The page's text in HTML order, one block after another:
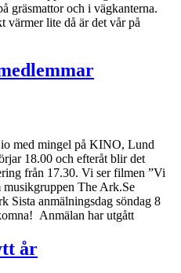
gräsmattor och i vägkanterna.
värmer lite då är det vår på
med mingel på KINO, Lund
18.00 och efteråt blir det
från 17.30. Vi ser filmen ”Vi
The Ark.Se
Sista anmälningsdag söndag 8
Anmälan har utgått
år